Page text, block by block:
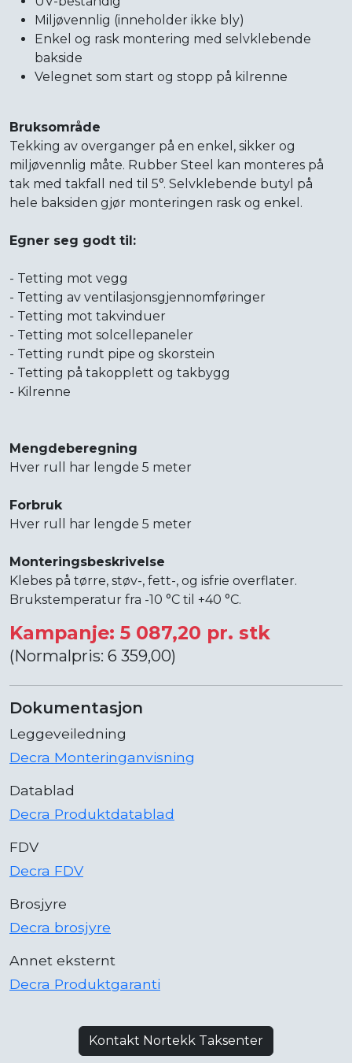
Miljøvennlig (inneholder ikke bly)
Enkel og rask montering med selvklebende
bakside
Velegnet som start og stopp på kilrenne
Bruksområde
Tekking av overganger på en enkel, sikker og
miljøvennlig måte. Rubber Steel kan monteres på
tak med takfall ned til 5°. Selvklebende butyl på
hele baksiden gjør monteringen rask og enkel.
Egner seg godt til:
- Tetting mot vegg
- Tetting av ventilasjonsgjennomføringer
- Tetting mot takvinduer
- Tetting mot solcellepaneler
- Tetting rundt pipe og skorstein
- Tetting på takopplett og takbygg
- Kilrenne
Mengdeberegning
Hver rull har lengde 5 meter
Forbruk
Hver rull har lengde 5 meter
Monteringsbeskrivelse
Klebes på tørre, støv-, fett-, og isfrie overflater.
Brukstemperatur fra -10 °C til +40 °C.
Kampanje: 5 087,20 pr. stk
(Normalpris: 6 359,00)
Dokumentasjon
Leggeveiledning
Decra Monteringanvisning
Datablad
Decra Produktdatablad
FDV
Decra FDV
Brosjyre
Decra brosjyre
Annet eksternt
Decra Produktgaranti
Kontakt Nortekk Taksenter